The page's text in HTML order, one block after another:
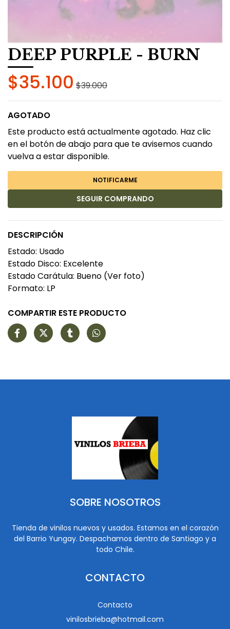
DEEP PURPLE - BURN
$35.100 $39.000
AGOTADO
Este producto está actualmente agotado. Haz clic
en el botón de abajo para que te avisemos cuando
vuelva a estar disponible.
NOTIFICARME
SEGUIR COMPRANDO
DESCRIPCIÓN
Estado: Usado
Estado Disco: Excelente
Estado Carátula: Bueno (Ver foto)
Formato: LP
COMPARTIR ESTE PRODUCTO
SOBRE NOSOTROS
Tienda de vinilos nuevos y usados. Estamos en el corazón
del Barrio Yungay. Despachamos dentro de Santiago y a
todo Chile.
CONTACTO
Contacto
vinilosbrieba@hotmail.com